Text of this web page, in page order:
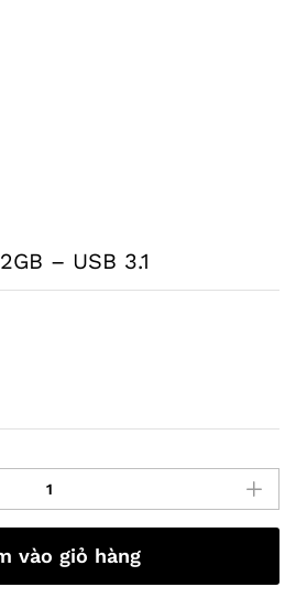
– USB 3.1
vào giỏ hàng